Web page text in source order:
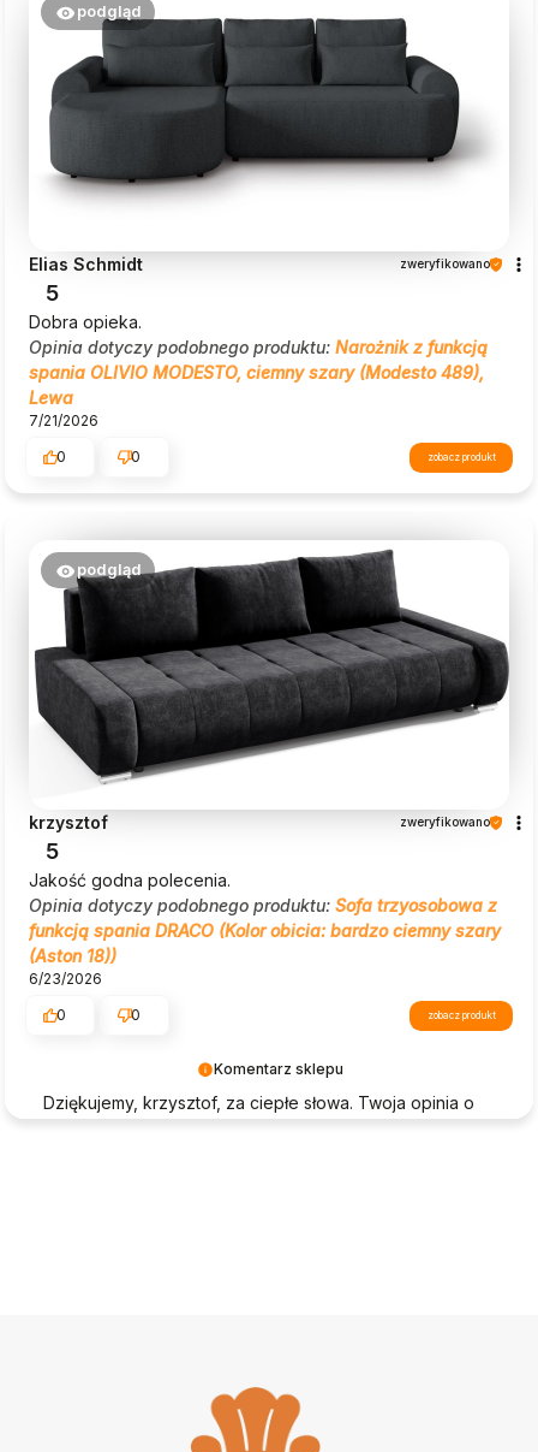
podgląd
Elias Schmidt zweryfikowano
5
Dobra opieka.
Opinia dotyczy podobnego produktu: Narożnik z funkcją
spania OLIVIO MODESTO, ciemny szary (Modesto 489),
Lewa
7/21/2026
0
0 zobacz produkt
Komentarz sklepu
Dziękujemy, krzysztof, za ciepłe słowa. Twoja opinia o
podgląd
krzysztof zweryfikowano
5
Jakość godna polecenia.
Opinia dotyczy podobnego produktu: Sofa trzyosobowa z
funkcją spania DRACO (Kolor obicia: bardzo ciemny szary
(Aston 18))
6/23/2026
0
0 zobacz produkt